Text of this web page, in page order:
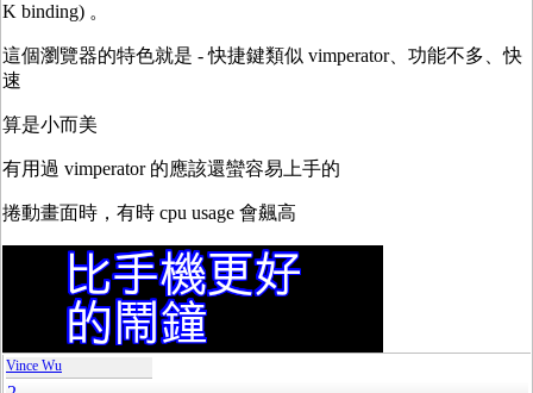
K binding) 。
這個瀏覽器的特色就是 - 快捷鍵類似 vimperator、功能不多、快
速
算是小而美
有用過 vimperator 的應該還蠻容易上手的
捲動畫面時，有時 cpu usage 會飆高
Vince Wu